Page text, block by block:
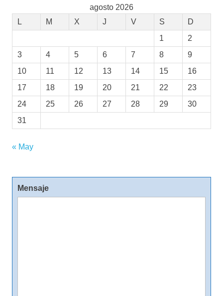
agosto 2026
L
M X J V S
D
1
2
3
4 5 6 7 8
9
10
11 12 13 14 15
16
17
18 19 20 21 22
23
24
25 26 27 28 29
30
31
« May
Mensaje